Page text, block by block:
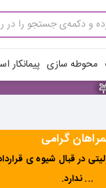
محوطه سازی پیمانکار
گرامی
در قبال شیوه ی
... ندارد.